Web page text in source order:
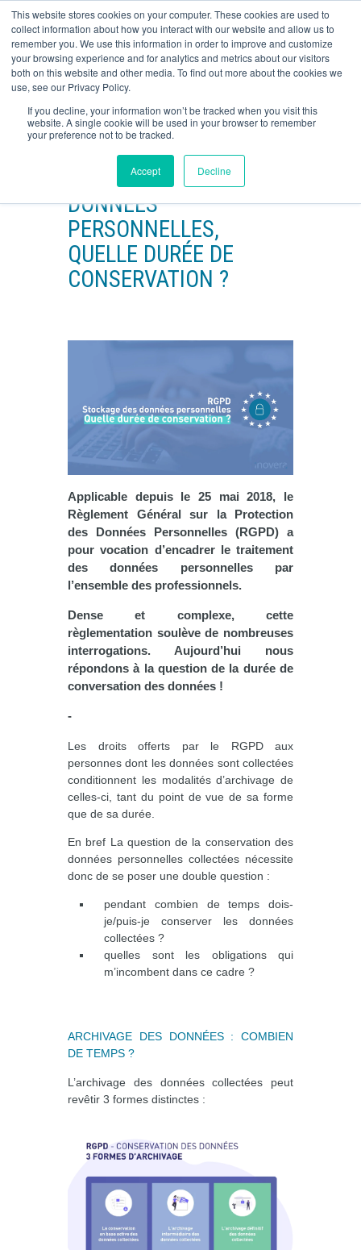
This website stores cookies on your computer. These cookies are used to
collect information about how you interact with our website and allow us to
remember you. We use this information in order to improve and customize
your browsing experience and for analytics and metrics about our visitors
both on this website and other media. To find out more about the cookies we
use, see our Privacy Policy.
If you decline, your information won’t be tracked when you visit this
website. A single cookie will be used in your browser to remember
your preference not to be tracked.
Accept Decline
o
O CONTACTEZ-NOUS
Retour
Présentation
Lexique
Retour
Présentation des solutions
Dématérialisation
Sécurisation des données
Vous êtes ici : Inovera F Le Blog par INOVERA
STOCKAGE DES
DONNÉES
PERSONNELLES,
QUELLE DURÉE DE
CONSERVATION ?
Applicable depuis le 25 mai 2018, le
Règlement Général sur la Protection
des Données Personnelles (RGPD) a
pour vocation d’encadrer le traitement
des données personnelles par
l’ensemble des professionnels.
Dense et complexe, cette
règlementation soulève de nombreuses
interrogations. Aujourd’hui nous
répondons à la question de la durée de
conversation des données !
-
Les droits offerts par le RGPD aux
personnes dont les données sont collectées
conditionnent les modalités d’archivage de
celles-ci, tant du point de vue de sa forme
que de sa durée.
En bref La question de la conservation des
données personnelles collectées nécessite
donc de se poser une double question :
pendant combien de temps dois-
je/puis-je conserver les données
collectées ?
quelles sont les obligations qui
m’incombent dans ce cadre ?
ARCHIVAGE DES DONNÉES : COMBIEN
DE TEMPS ?
L’archivage des données collectées peut
revêtir 3 formes distinctes :